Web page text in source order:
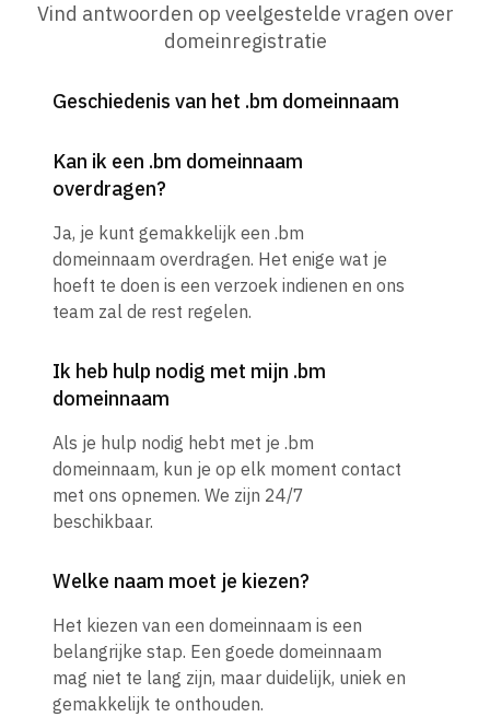
Vind antwoorden op veelgestelde vragen over
domeinregistratie
Geschiedenis van het .bm domeinnaam
Kan ik een .bm domeinnaam
overdragen?
Ja, je kunt gemakkelijk een .bm
domeinnaam overdragen. Het enige wat je
hoeft te doen is een verzoek indienen en ons
team zal de rest regelen.
Ik heb hulp nodig met mijn .bm
domeinnaam
Als je hulp nodig hebt met je .bm
domeinnaam, kun je op elk moment contact
met ons opnemen. We zijn 24/7
beschikbaar.
Welke naam moet je kiezen?
Het kiezen van een domeinnaam is een
belangrijke stap. Een goede domeinnaam
mag niet te lang zijn, maar duidelijk, uniek en
gemakkelijk te onthouden.